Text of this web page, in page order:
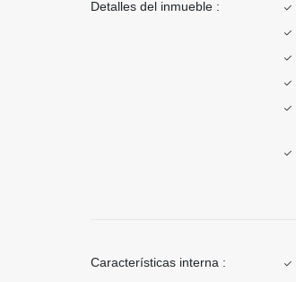
Detalles del inmueble :
Características interna :